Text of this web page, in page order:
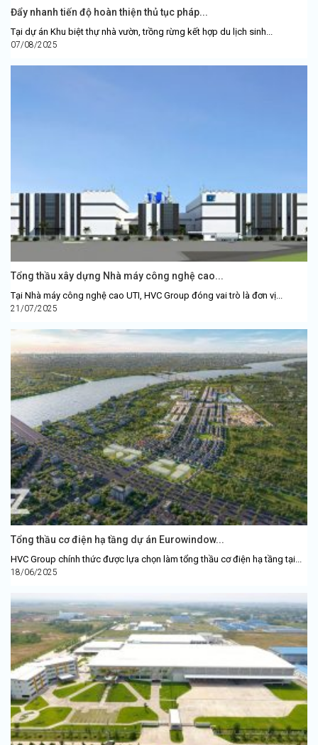
Đẩy nhanh tiến độ hoàn thiện thủ tục pháp...
Tại dự án Khu biệt thự nhà vườn, trồng rừng kết hợp du lịch sinh...
07/08/2025
Tổng thầu xây dựng Nhà máy công nghệ cao...
Tại Nhà máy công nghệ cao UTI, HVC Group đóng vai trò là đơn vị...
21/07/2025
Tổng thầu cơ điện hạ tầng dự án Eurowindow...
HVC Group chính thức được lựa chọn làm tổng thầu cơ điện hạ tầng tại...
18/06/2025